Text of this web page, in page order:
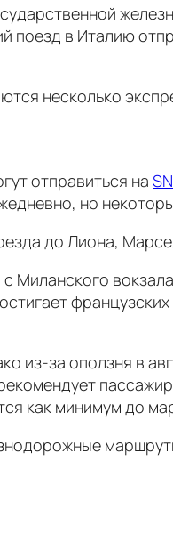
поезд в Италию
несколько
отправиться на
но
до Лиона,
Миланского
из-за оползня в
как минимум до